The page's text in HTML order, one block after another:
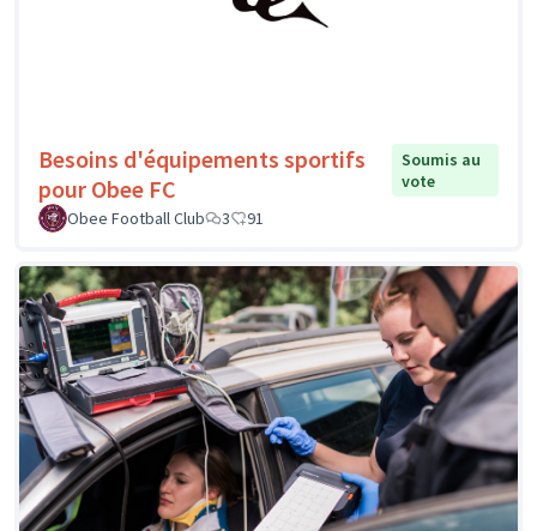
Besoins d'équipements sportifs
pour Obee FC
Soumis au
vote
Obee Football Club
3 91